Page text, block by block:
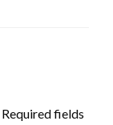
Required fields